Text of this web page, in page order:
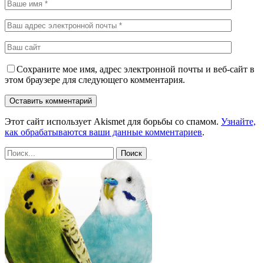
Сохраните мое имя, адрес электронной почты и веб-сайт в
этом браузере для следующего комментария.
Этот сайт использует Akismet для борьбы со спамом. Узнайте,
как обрабатываются ваши данные комментариев.